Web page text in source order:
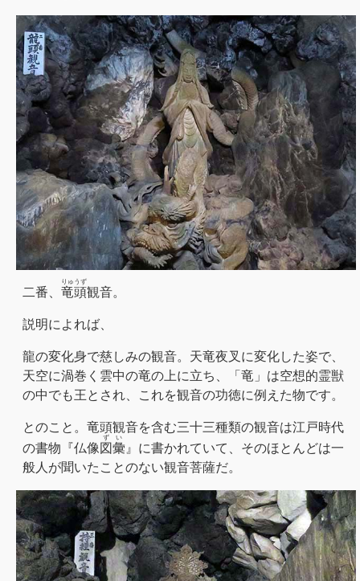
二番、 竜頭
りゅうず
観音。
説明によれば、
龍の変化身で慈しみの観音。天竜夜叉に変化した姿で、
天空に渦巻く雲中の竜の上に立ち、「竜」は空想的霊獣
の中でも王とされ、これを観音の功徳に例えた物です。
とのこと。竜頭観音を含む三十三種類の観音は江戸時代
の書物『仏像図彙
ずい
』に書かれていて、そのほとんどは一
般人が聞いたことのない観音菩薩だ。